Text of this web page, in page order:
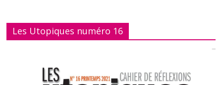
Les Utopiques numéro 16